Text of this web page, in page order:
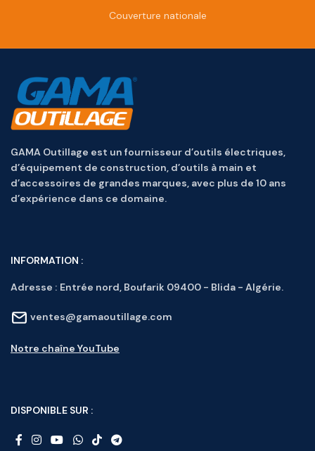
Couverture nationale
GAMA Outillage est un fournisseur d’outils électriques,
d’équipement de construction, d’outils à main et
d’accessoires de grandes marques, avec plus de 10 ans
d’expérience dans ce domaine.
INFORMATION :
Adresse : Entrée nord, Boufarik 09400 - Blida - Algérie.
ventes@gamaoutillage.com
Notre chaîne YouTube
DISPONIBLE SUR :